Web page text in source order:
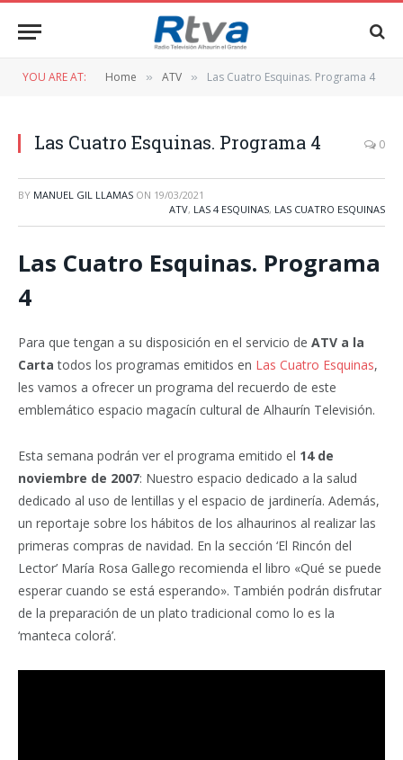
YOU ARE AT: Home » ATV » Las Cuatro Esquinas. Programa 4
Las Cuatro Esquinas. Programa 4 0
BY MANUEL GIL LLAMAS ON 19/03/2021
ATV, LAS 4 ESQUINAS, LAS CUATRO ESQUINAS
Las Cuatro Esquinas. Programa
4
Para que tengan a su disposición en el servicio de ATV a la
Carta todos los programas emitidos en Las Cuatro Esquinas,
les vamos a ofrecer un programa del recuerdo de este
emblemático espacio magacín cultural de Alhaurín Televisión.
Esta semana podrán ver el programa emitido el 14 de
noviembre de 2007: Nuestro espacio dedicado a la salud
dedicado al uso de lentillas y el espacio de jardinería. Además,
un reportaje sobre los hábitos de los alhaurinos al realizar las
primeras compras de navidad. En la sección ‘El Rincón del
Lector’ María Rosa Gallego recomienda el libro «Qué se puede
esperar cuando se está esperando». También podrán disfrutar
de la preparación de un plato tradicional como lo es la
‘manteca colorá’.